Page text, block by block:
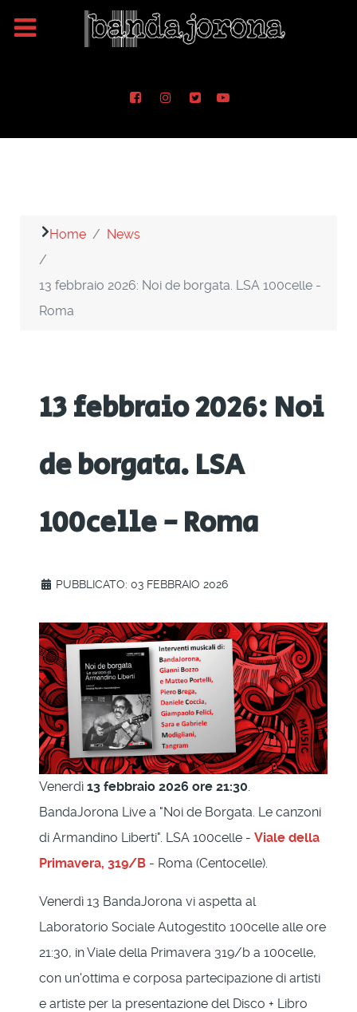
Home News
13 febbraio 2026: Noi de borgata. LSA 100celle -
Roma
13 febbraio 2026: Noi
de borgata. LSA
100celle - Roma
PUBBLICATO: 03 FEBBRAIO 2026
Venerdì 13 febbraio 2026 ore 21:30.
BandaJorona Live a "Noi de Borgata. Le canzoni
di Armandino Liberti". LSA 100celle - Viale della
Primavera, 319/B - Roma (Centocelle).
Venerdì 13 BandaJorona vi aspetta al
Laboratorio Sociale Autogestito 100celle alle ore
21:30, in Viale della Primavera 319/b a 100celle,
con un'ottima e corposa partecipazione di artisti
e artiste per la presentazione del Disco + Libro